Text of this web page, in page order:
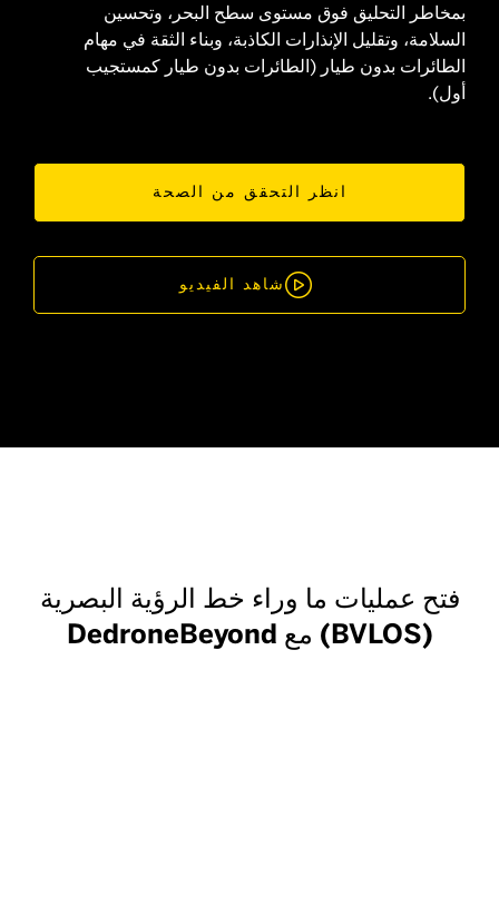
بمخاطر التحليق فوق مستوى سطح البحر، وتحسين
السلامة، وتقليل الإنذارات الكاذبة، وبناء الثقة في مهام
الطائرات بدون طيار (الطائرات بدون طيار كمستجيب
أول).
انظر التحقق من الصحة
شاهد الفيديو
فتح عمليات ما وراء خط الرؤية البصرية
(BVLOS) مع DedroneBeyond